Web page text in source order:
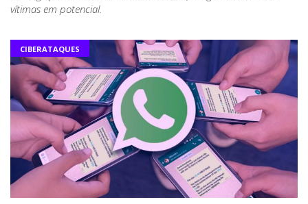
vítimas em potencial.
CIBERATAQUES